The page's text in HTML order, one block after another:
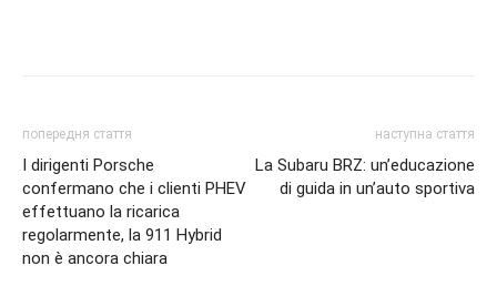
попередня стаття
I dirigenti Porsche
confermano che i clienti PHEV
effettuano la ricarica
regolarmente, la 911 Hybrid
non è ancora chiara
наступна стаття
La Subaru BRZ: un’educazione
di guida in un’auto sportiva